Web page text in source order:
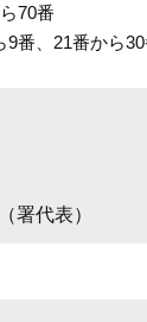
70番
番、21番から
署代表）